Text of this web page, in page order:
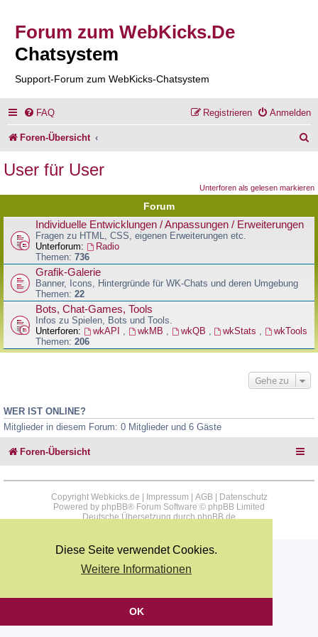
Diese Seite verwendet Cookies.
Weitere Informationen
OK
Forum zum WebKicks.De
Chatsystem
Support-Forum zum WebKicks-Chatsystem
FAQ Anmelden
Registrieren
Foren-Übersicht
e
User für User
Unterforen als gelesen markieren
Forum
Individuelle Entwicklungen / Anpassungen / Erweiterungen
Fragen zu HTML, CSS, eigenen Erweiterungen etc.
Unterforum:
Radio
Themen: 736
Grafik-Galerie
Banner, Icons, Hintergründe für WK-Chats und deren Umgebung
Themen: 22
Bots, Chat-Games, Tools
Infos zu Spielen, Bots und Tools.
Unterforen:
wkAPI wkMB wkQB wkStats
wkTools
Themen: 206
Gehe zu
WER IST ONLINE?
Mitglieder in diesem Forum: 0 Mitglieder und 6 Gäste
Foren-Übersicht
Copyright Webkicks.de | Impressum AGB|
Datenschutz
Powered by phpBB® Forum Software © phpBB Limited
Deutsche Übersetzung durchphpBB.de